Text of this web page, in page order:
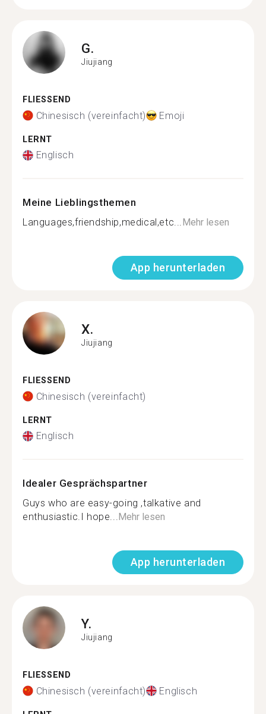
G.
Jiujiang
FLIESSEND
Chinesisch (vereinfacht) Emoji
LERNT
Englisch
Meine Lieblingsthemen
Languages,friendship,medical,etc...Mehr lesen
App herunterladen
X.
Jiujiang
FLIESSEND
Chinesisch (vereinfacht)
LERNT
Englisch
Idealer Gesprächspartner
Guys who are easy-going ,talkative and
enthusiastic.I hope...Mehr lesen
App herunterladen
Y.
Jiujiang
FLIESSEND
Chinesisch (vereinfacht) Englisch